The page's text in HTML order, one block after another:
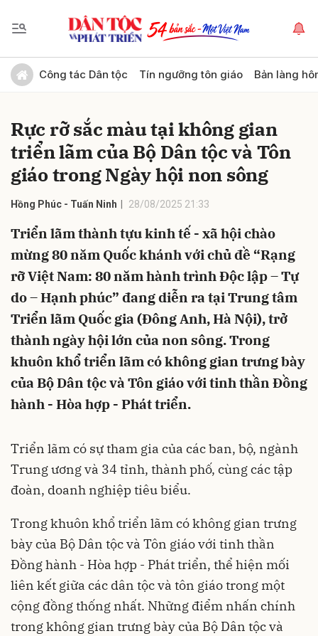
Công tác Dân tộc Tín ngưỡng tôn giáo Bản làng
Rực rỡ sắc màu tại không gian
triển lãm của Bộ Dân tộc và Tôn
giáo trong Ngày hội non sông
Hồng Phúc - Tuấn Ninh 28/08/2025 21:33
Triển lãm thành tựu kinh tế - xã hội chào
mừng 80 năm Quốc khánh với chủ đề “Rạng
rỡ Việt Nam: 80 năm hành trình Độc lập – Tự
do – Hạnh phúc” đang diễn ra tại Trung tâm
Triển lãm Quốc gia (Đông Anh, Hà Nội), trở
thành ngày hội lớn của non sông. Trong
khuôn khổ triển lãm có không gian trưng bày
của Bộ Dân tộc và Tôn giáo với tinh thần Đồng
hành - Hòa hợp - Phát triển.
Triển lãm có sự tham gia của các ban, bộ, ngành
Trung ương và 34 tỉnh, thành phố, cùng các tập
đoàn, doanh nghiệp tiêu biểu.
Trong khuôn khổ triển lãm có không gian trưng
bày của Bộ Dân tộc và Tôn giáo với tinh thần
Đồng hành - Hòa hợp - Phát triển, thể hiện mối
liên kết giữa các dân tộc và tôn giáo trong một
cộng đồng thống nhất. Những điểm nhấn chính
trong không gian trưng bày của Bộ Dân tộc và
Gửi bình luận